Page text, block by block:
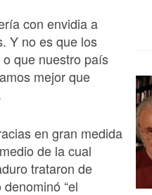
con envidia a
Y no es que los
que nuestro país
mejor que
en gran medida
de la cual
trataron de
“el